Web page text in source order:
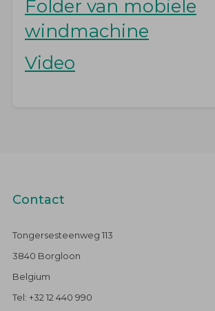
Folder van mobiele
windmachine
Video
Contact
Tongersesteenweg 113
3840 Borgloon
Belgium
Tel: +32 12 440 990